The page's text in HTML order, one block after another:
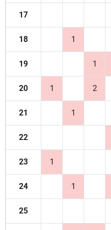
17
18 1
19 1
20 1 2
21 1
22
23 1
24 1
25